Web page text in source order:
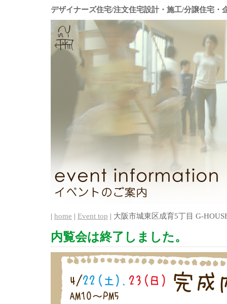
デザイナーズ住宅/注文住宅設計・施工/分譲住宅・
| home | Event top | 大阪市城東区成育5丁目 G-
内覧会は終了しました。